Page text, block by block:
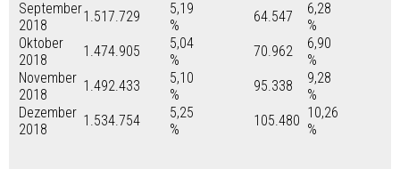
September
2018
1.517.729
5,19
%
64.547
6,28
%
Oktober
2018
1.474.905
5,04
%
70.962
6,90
%
November
2018
1.492.433
5,10
%
95.338
9,28
%
Dezember
2018
1.534.754
5,25
%
105.480 10,26
%